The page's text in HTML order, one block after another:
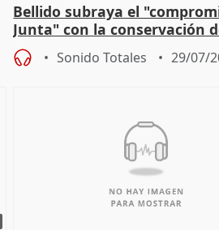
Bellido subraya el
Junta" con la conservación
patrimonio en Córdoba
Sonido Totales 29/07/